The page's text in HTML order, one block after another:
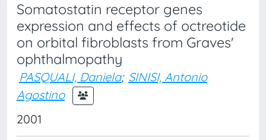
Somatostatin receptor genes
expression and effects of octreotide
on orbital fibroblasts from Graves'
ophthalmopathy
PASQUALI, Daniela; SINISI, Antonio
Agostino
2001